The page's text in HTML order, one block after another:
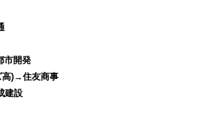
市開発
高)→住友商事
建設